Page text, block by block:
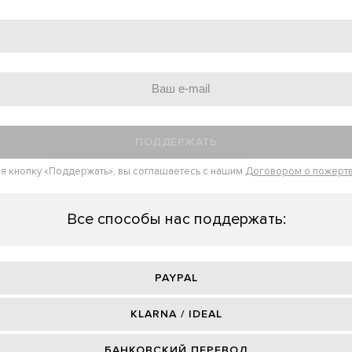
кнопку «Поддержать», вы соглашаетесь с нашим Договором о
Все способы нас поддержать:
PAYPAL
KLARNA / IDEAL